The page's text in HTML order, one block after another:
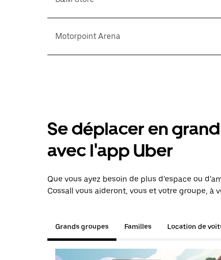
Motorpoint Arena
Se déplacer en
avec l'app Uber
Que vous ayez besoin de plus d’espace ou
Cossall vous aideront, vous et votre groupe, à
Grands groupes Familles Location de